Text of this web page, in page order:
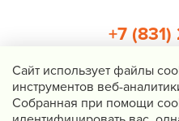
+7 (831)
Cайт использует файлы
инструментов веб-
Собранная при помощи